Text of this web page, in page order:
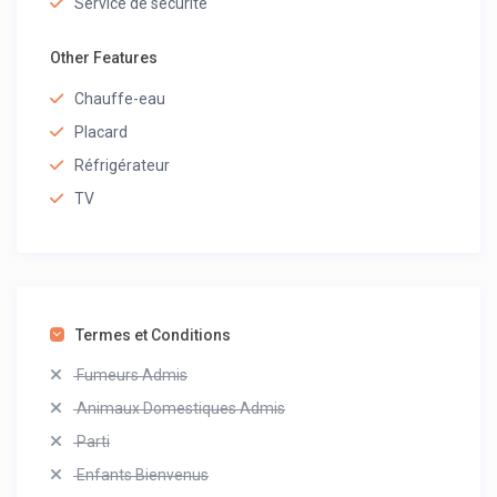
Other Features
Chauffe-eau
Placard
Réfrigérateur
TV
Termes et Conditions
Fumeurs Admis
Animaux Domestiques Admis
Parti
Enfants Bienvenus